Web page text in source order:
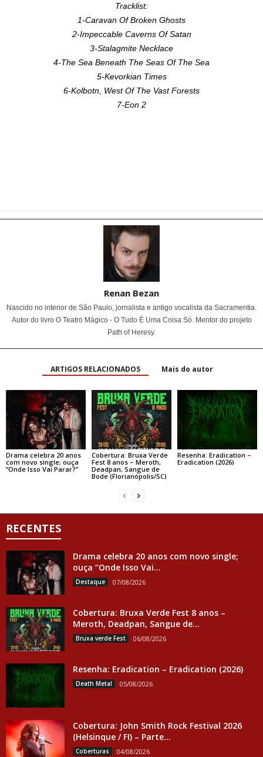
Tracklist:
1-Caravan Of Broken Ghosts
2-Impeccable Caverns Of Satan
3-Stalagmite Necklace
4-The Sea Beneath The Seas Of The Sea
5-Kevorkian Times
6-Kolbotn, West Of The Vast Forests
7-Eon 2
Renan Bezan
Nascido no interior de São Paulo, jornalista e antigo vocalista da Sacramentia.
Autor do livro O Teatro Mágico - O Tudo É Uma Coisa Só. Mentor do projeto
Path of Heresy.
ARTIGOS RELACIONADOS Mais do autor
Drama celebra 20 anos
com novo single; ouça
“Onde Isso Vai Parar?”
Cobertura: Bruxa Verde
Fest 8 anos – Meroth,
Deadpan, Sangue de
Bode (Florianópolis/SC)
Resenha: Eradication –
Eradication (2026)
RECENTES
Drama celebra 20 anos com novo single;
ouça “Onde Isso Vai...
Destaque 07/08/2026
Cobertura: Bruxa Verde Fest 8 anos –
Meroth, Deadpan, Sangue de...
Bruxa verde Fest 06/08/2026
Resenha: Eradication – Eradication (2026)
Death Metal 05/08/2026
Cobertura: John Smith Rock Festival 2026
(Helsinque / FI) – Parte...
Coberturas 04/08/2026